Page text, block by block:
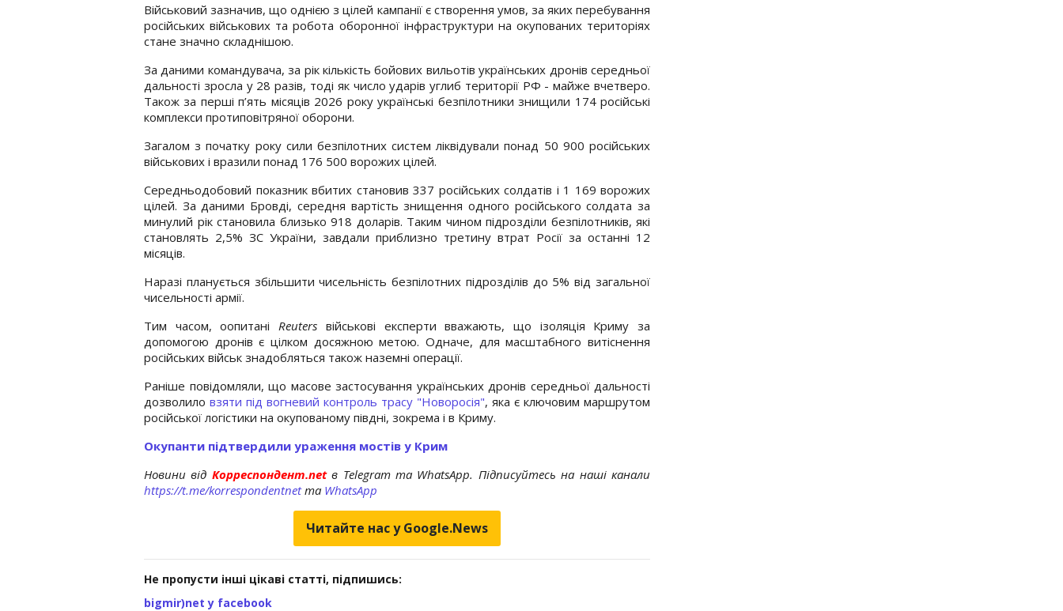
Військовий зазначив, що однією з цілей кампанії є створення умов, за яких перебування
російських військових та робота оборонної інфраструктури на окупованих територіях
стане значно складнішою.
За даними командувача, за рік кількість бойових вильотів українських дронів середньої
дальності зросла у 28 разів, тоді як число ударів углиб території РФ - майже вчетверо.
Також за перші п’ять місяців 2026 року українські безпілотники знищили 174 російські
комплекси протиповітряної оборони.
Загалом з початку року сили безпілотних систем ліквідували понад 50 900 російських
військових і вразили понад 176 500 ворожих цілей.
Середньодобовий показник вбитих становив 337 російських солдатів і 1 169 ворожих
цілей. За даними Бровді, середня вартість знищення одного російського солдата за
минулий рік становила близько 918 доларів. Таким чином підрозділи безпілотників, які
становлять 2,5% ЗС України, завдали приблизно третину втрат Росії за останні 12
місяців.
Наразі планується збільшити чисельність безпілотних підрозділів до 5% від загальної
чисельності армії.
Тим часом, оопитані Reuters військові експерти вважають, що ізоляція Криму за
допомогою дронів є цілком досяжною метою. Одначе, для масштабного витіснення
російських військ знадобляться також наземні операції.
Раніше повідомляли, що масове застосування українських дронів середньої дальності
дозволило взяти під вогневий контроль трасу "Новоросія", яка є ключовим маршрутом
російської логістики на окупованому півдні, зокрема і в Криму.
Окупанти підтвердили ураження мостів у Крим
Новини від Корреспондент.netв Telegram та WhatsApp. Підписуйтесь на наші канали
https://t.me/korrespondentnetта WhatsApp
Читайте нас у Google.News
Не пропусти інші цікаві статті, підпишись:
bigmir)net у facebook